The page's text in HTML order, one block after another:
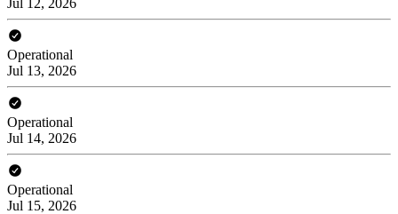
Operational
Jul 13, 2026
Operational
Jul 14, 2026
Operational
Jul 15, 2026